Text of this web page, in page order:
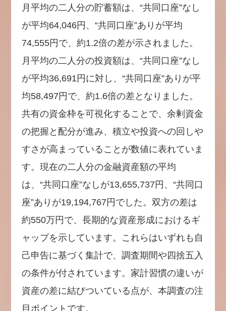
月平均の二人分の貯蓄額は、“共同口座”なし
が平均64,046円、“共同口座”ありが平均
74,555円で、約1.2倍の差が示されました。
月平均の二人分の投資額は、“共同口座”なし
が平均36,691円に対し、“共同口座”ありが平
均58,497円で、約1.6倍の差となりました。
共有の資金枠を可視化することで、余剰資金
の把握と配分が進み、積立や投資への回しや
すさが高まっていることが数値に表れていま
す。現在の二人分の金融資産額の平均
は、“共同口座”なしが13,655,737円、“共同口
座”ありが19,194,767円でした。双方の差は
約550万円で、長期的な資産形成におけるギ
ャップを示しています。これらはいずれも自
己申告に基づく集計で、調査期間や四捨五入
の条件が付されています。家計習慣の違いが
資産の差に結びついている点が、本調査の注
目ポイントです。